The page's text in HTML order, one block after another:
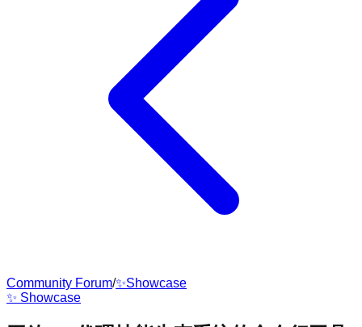
Community Forum/✨Showcase
✨ Showcase